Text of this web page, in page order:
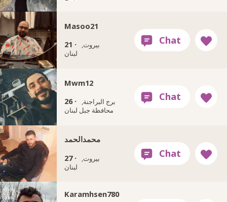
Masoo21
21 ·
بيروت,
لبنان
Mwm12
26 ·
برج البراجنة,
محافظة جبل لبنان
محمدالحمد
27 ·
بيروت,
لبنان
Karamhsen780